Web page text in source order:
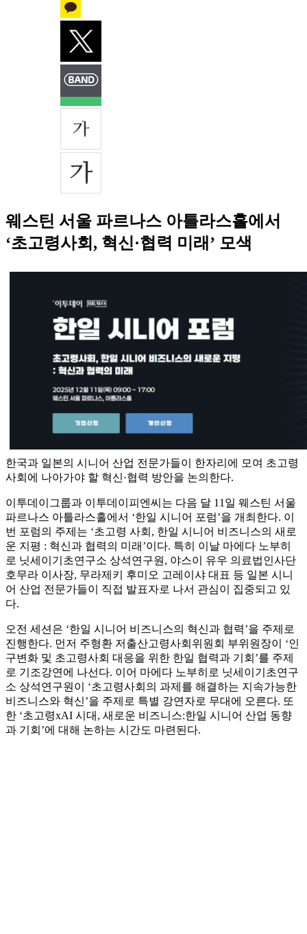
웨스틴 서울 파르나스 아틀라스홀에서
‘초고령사회, 혁신·협력 미래’ 모색
한국과 일본의 시니어 산업 전문가들이 한자리에 모여 초고령
사회에 나아가야 할 혁신·협력 방안을 논의한다.
이투데이그룹과 이투데이피엔씨는 다음 달 11일 웨스틴 서울
파르나스 아틀라스홀에서 ‘한일 시니어 포럼’을 개최한다. 이
번 포럼의 주제는 ‘초고령 사회, 한일 시니어 비즈니스의 새로
운 지평 : 혁신과 협력의 미래’이다. 특히 이날 마에다 노부히
로 닛세이기초연구소 상석연구원, 야스이 유우 의료법인사단
호무라 이사장, 무라제키 후미오 고레이샤 대표 등 일본 시니
어 산업 전문가들이 직접 발표자로 나서 관심이 집중되고 있
다.
오전 세션은 ‘한일 시니어 비즈니스의 혁신과 협력’을 주제로
진행한다. 먼저 주형환 저출산고령사회위원회 부위원장이 ‘인
구변화 및 초고령사회 대응을 위한 한일 협력과 기회’를 주제
로 기조강연에 나선다. 이어 마에다 노부히로 닛세이기초연구
소 상석연구원이 ‘초고령사회의 과제를 해결하는 지속가능한
비즈니스와 혁신’을 주제로 특별 강연자로 무대에 오른다. 또
한 ‘초고령xAI 시대, 새로운 비즈니스:한일 시니어 산업 동향
과 기회’에 대해 논하는 시간도 마련된다.